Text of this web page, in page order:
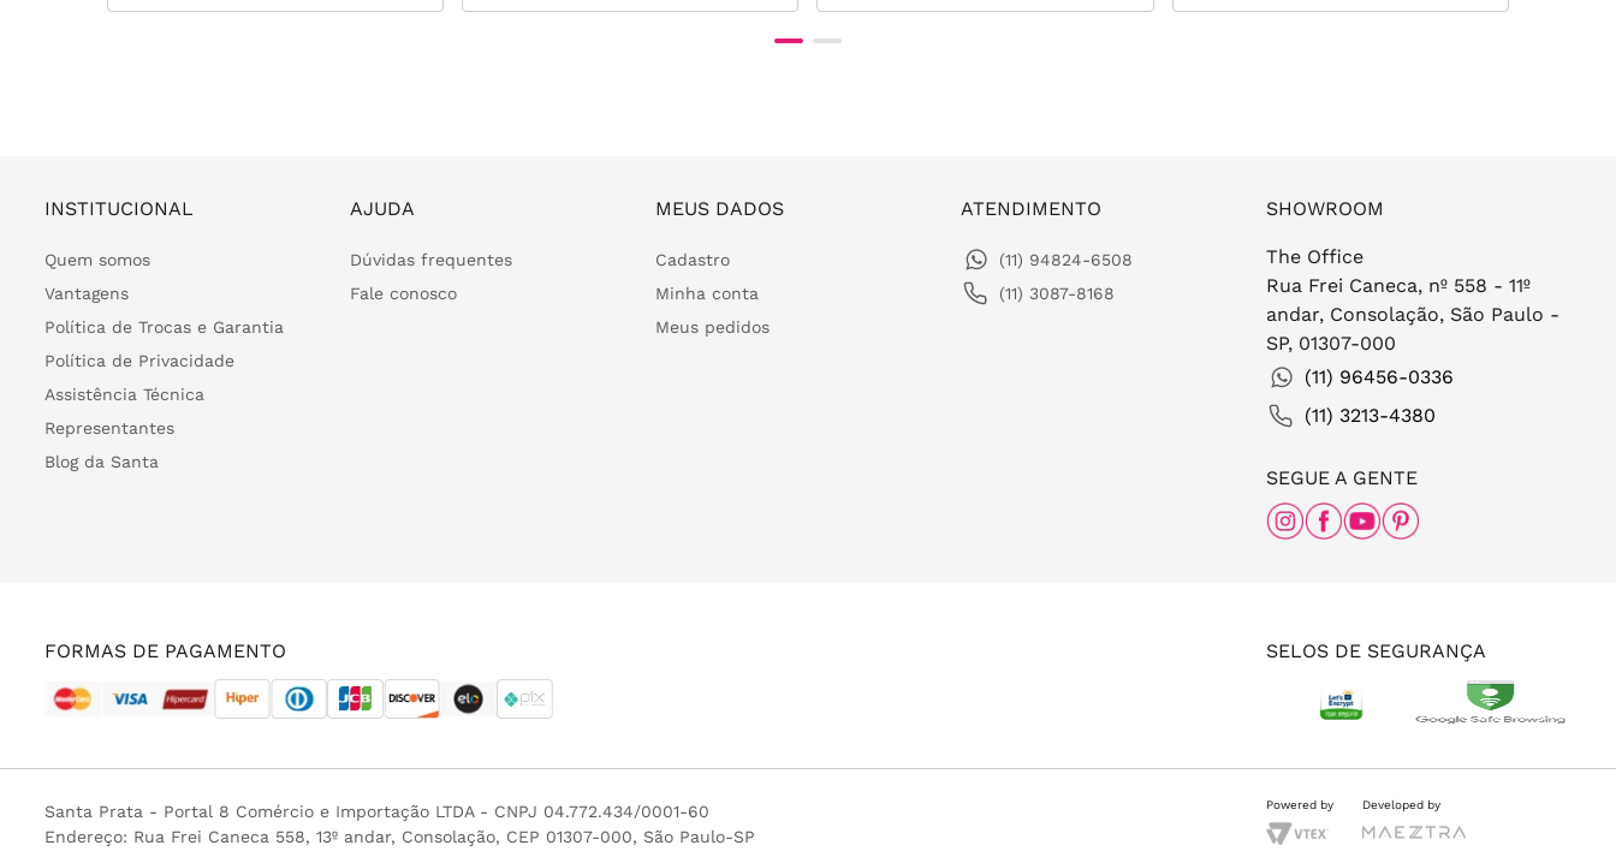
INSTITUCIONAL
Quem somos
Vantagens
Política de Trocas e Garantia
Política de Privacidade
Assistência Técnica
Representantes
Blog da Santa
AJUDA
Dúvidas frequentes
Fale conosco
MEUS DADOS
Cadastro
Minha conta
Meus pedidos
ATENDIMENTO
(11) 94824-6508
(11) 3087-8168
SHOWROOM
The Office
Rua Frei Caneca, nº 558 - 11º
andar, Consolação, São Paulo -
SP, 01307-000
(11) 96456-0336
(11) 3213-4380
SEGUE A GENTE
FORMAS DE PAGAMENTO SELOS DE SEGURANÇA
Santa Prata - Portal 8 Comércio e Importação LTDA - CNPJ 04.772.434/0001-60
Endereço: Rua Frei Caneca 558, 13º andar, Consolação, CEP 01307-000, São Paulo-SP
Powered by Developed by